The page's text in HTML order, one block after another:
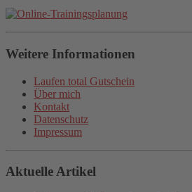
Weitere Informationen
Laufen total Gutschein
Über mich
Kontakt
Datenschutz
Impressum
Aktuelle Artikel